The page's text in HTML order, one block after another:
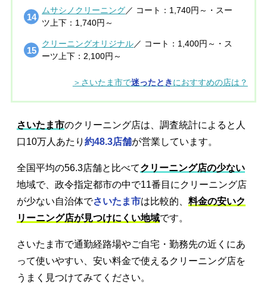
ムサシノクリーニング／ コート：1,740円～・スー
ツ上下：1,740円～
クリーニングオリジナル／ コート：1,400円～・ス
ーツ上下：2,100円～
＞さいたま市で迷ったとき におすすめの店は？
さいたま市のクリーニング店は、調査統計によると人
口10万人あたり 約48.3店舗が営業しています。
全国平均の56.3店舗と比べてクリーニング店の少ない
地域で、政令指定都市の中で11番目にクリーニング店
が少ない自治体でさいたま市は比較的、 料金の安いク
リーニング店が見つけにくい地域です。
さいたま市で通勤経路場やご自宅・勤務先の近くにあ
って使いやすい、安い料金で使えるクリーニング店を
うまく見つけてみてください。